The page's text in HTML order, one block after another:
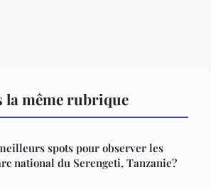
la même rubrique
spots pour observer les
national du Serengeti, Tanzanie?